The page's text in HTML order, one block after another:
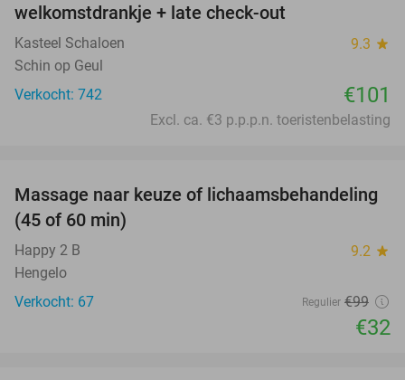
welkomstdrankje + late check-out
Kasteel Schaloen 9.3 star
Schin op Geul
Verkocht: 742
€101
Excl. ca. €3 p.p.p.n. toeristenbelasting
68%
Massage naar keuze of lichaamsbehandeling
(45 of 60 min)
Happy 2 B 9.2 star
Hengelo
Verkocht: 67
Regulier €99
€32